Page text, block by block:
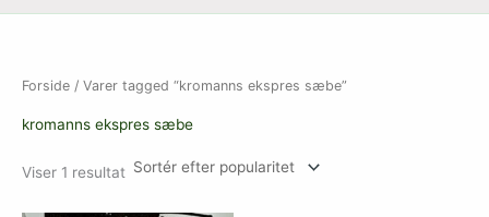
Forside / Varer tagged “kromanns ekspres sæbe”
kromanns ekspres sæbe
Viser 1 resultat